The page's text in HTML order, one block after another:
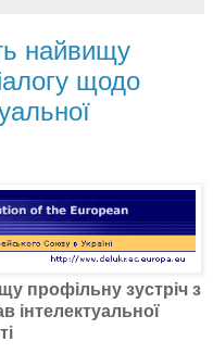
найвищу
щодо
профільну зустріч з
інтелектуальної